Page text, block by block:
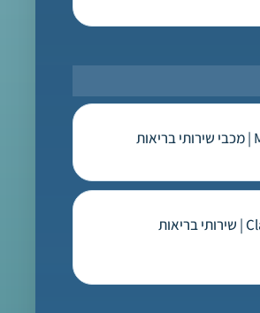
Clalit Health Services | שירותי בריאות